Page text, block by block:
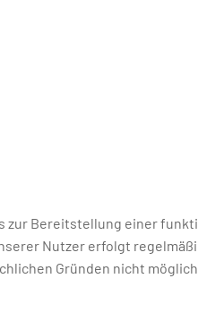
zur Bereitstellung einer
Nutzer erfolgt
Gründen nicht